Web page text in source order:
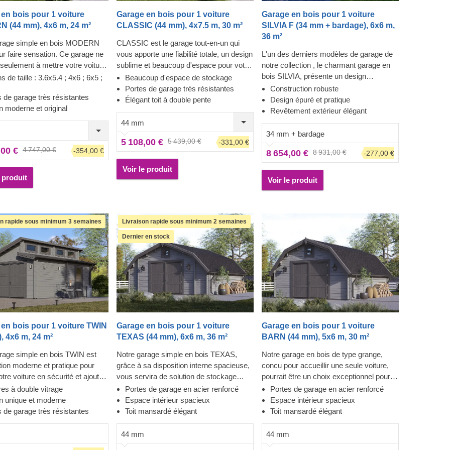
en bois pour 1 voiture
(44 mm), 4x6 m, 24 m²
simple en bois MODERN
faire sensation. Ce garage ne
à mettre votre voiture
est aussi un spectacle pour les
vous à garer votre
premier coup dans un garage
lumière. De plus, vous n'aurez
besoin de déblayer la neige
de votre voiture, désormais, elle
prête à partir ! Décorez
comme vous le souhaitez,
pris en charge !
de taille : 3.6x5.4 ; 4x6 ; 6x5 ;
de garage très résistantes
moderne et original
€ 4 747,00 € -354,00 €
produit
Garage en bois pour 1 voiture
CLASSIC (44 mm), 4x7.5 m, 30 m²
CLASSIC est le garage tout-en-un qui
vous apporte une fiabilité totale, un design
sublime et beaucoup d'espace pour votre
voiture ! Les fenêtres rendent le garage
lumineux et accueillant, et la construction
robuste assure la sécurité de votre
d'allers-retours à la station de lavage et à
être fier de montrer votre toute nouvelle
construction en bois à vos invités.
CLASSIC est un petit bijou qui apporte de
grands avantages !
Beaucoup d'espace de stockage
Portes de garage très résistantes
Élégant toit à double pente
44 mm
5 108,00 € 5 439,00 € -331,00 €
Voir le produit
Garage en bois pour 1 voiture
SILVIA F (34 mm + bardage), 6x6 m,
36 m²
L'un des derniers modèles de garage de
notre collection , le charmant garage en
bois SILVIA, présente un design
minimaliste avec un revêtement extérieur
contemporain et un toit plat. Si vous êtes
à la recherche d'une solution de
véhicules, regardez de plus près ce
modèle : il a beaucoup à offrir !
Construction robuste
Design épuré et pratique
Revêtement extérieur élégant
34 mm + bardage
8 654,00 € 8 931,00 € -277,00 €
Voir le produit
rapide sous minimum 3 semaines
bois pour 1 voiture TWIN
4x6 m, 24 m²
simple en bois TWIN est
moderne et pratique pour
voiture en sécurité et ajouter
d'originalité à votre jardin. Ce
comporte de nombreuses
une meilleure luminosité,
et des portes résistantes pour
accrue. Ce garage peut
à double vitrage
unique et moderne
de garage très résistantes
Livraison rapide sous minimum 2 semaines
Dernier en stock
Garage en bois pour 1 voiture
TEXAS (44 mm), 6x6 m, 36 m²
Notre garage simple en bois TEXAS,
grâce à sa disposition interne spacieuse,
vous servira de solution de stockage
pratique pour votre véhicule et vous
fournira suffisamment d'espace pour
garder en toute sécurité votre voiture, vos
Les grandes portes de garage renforcées
en acier assureront la sécurité et la
Portes de garage en acier renforcé
Espace intérieur spacieux
Toit mansardé élégant
44 mm
Garage en bois pour 1 voiture
BARN (44 mm), 5x6 m, 30 m²
Notre garage en bois de type grange,
concu pour accueillir une seule voiture,
pourrait être un choix exceptionnel pour
les admirateurs du style classique. Ceux
qui recherchent quelque chose de
vraiment unique pour le stockage de leur
recherche d'un garage élégant et
fonctionnel pour votre voiture, jetez un
Portes de garage en acier renforcé
Espace intérieur spacieux
Toit mansardé élégant
44 mm